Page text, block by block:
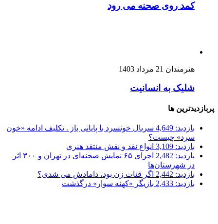
کمد روی صحنه می رود
هنرمندان 21 مرداد 1403
شلیک به انسانیت
پربازدیدترین ها
بازدید: 4,649
سریال خونسرد با پایانی باز . تکلیف ادامه «خون
سرد» چیست؟
بازدید: 3,109
انواع نقد و نقش منتقد هنری
بازدید: 2,482
اجرای ۶۵ نمایش صحنه‌ای در تهران و ۳۰۰ اثر
در شهرستان‌ها
بازدید: 2,442
اگر قنات زن بود، دامادش می شدی؟
بازدید: 2,433
بازیگر «کهنه سوار» درگذشت